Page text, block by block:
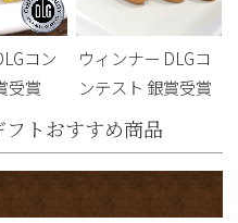
コン
受賞
ウィンナー DLGコ
ンテスト 銀賞受賞
トおすすめ商品